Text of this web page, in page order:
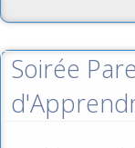
Soirée